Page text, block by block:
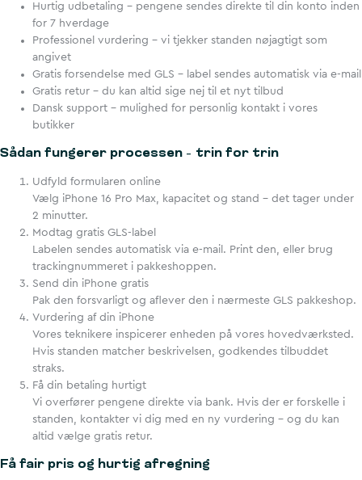
Hurtig udbetaling – pengene sendes direkte til din konto inden
for 7 hverdage
Professionel vurdering – vi tjekker standen nøjagtigt som
angivet
Gratis forsendelse med GLS – label sendes automatisk via e-mail
Gratis retur – du kan altid sige nej til et nyt tilbud
Dansk support – mulighed for personlig kontakt i vores
butikker
Sådan fungerer processen – trin for trin
Udfyld formularen online
Vælg iPhone 16 Pro Max, kapacitet og stand – det tager under
2 minutter.
Modtag gratis GLS-label
Labelen sendes automatisk via e-mail. Print den, eller brug
trackingnummeret i pakkeshoppen.
Send din iPhone gratis
Pak den forsvarligt og aflever den i nærmeste GLS pakkeshop.
Vurdering af din iPhone
Vores teknikere inspicerer enheden på vores hovedværksted.
Hvis standen matcher beskrivelsen, godkendes tilbuddet
straks.
Få din betaling hurtigt
Vi overfører pengene direkte via bank. Hvis der er forskelle i
standen, kontakter vi dig med en ny vurdering – og du kan
altid vælge gratis retur.
Få fair pris og hurtig afregning